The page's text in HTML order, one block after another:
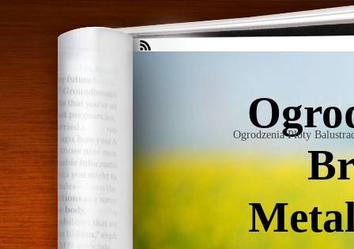
Ogrodzenia Płoty